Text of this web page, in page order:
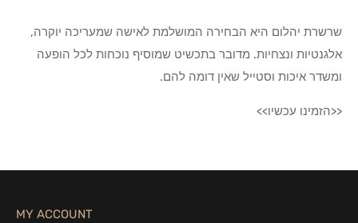
שרשרת יהלום היא הבחירה המושלמת לאישה שמעריכה יוקרה,
אלגנטיות ונצחיות. מדובר בתכשיט שמוסיף נוכחות לכל הופעה
ומשדר איכות וסטייל שאין דומה להם.
<<הזמינו עכשיו>>
MY ACCOUNT